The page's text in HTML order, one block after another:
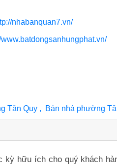
nhabanquan7.vn/
www.batdongsanhungphat.vn/
Tân Quy , Bán nhà phường
hữu ích cho quý khách